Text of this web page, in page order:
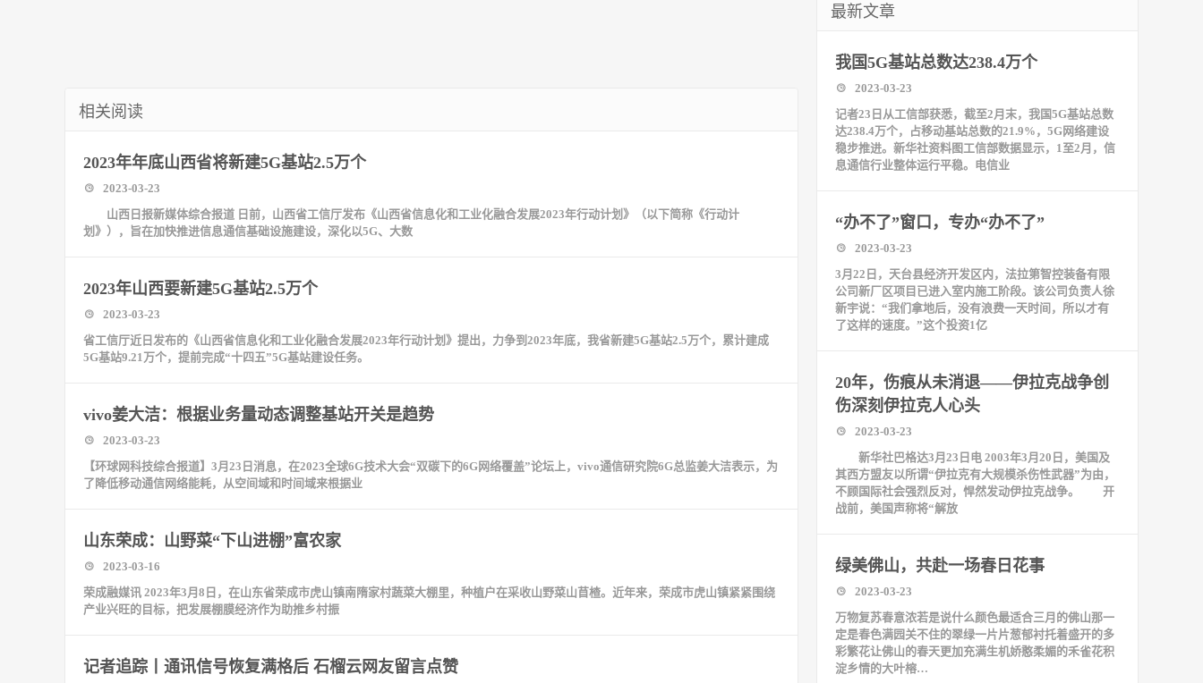
相关阅读
2023年年底山西省将新建5G基站2.5万个
2023-03-23
山西日报新媒体综合报道 日前，山西省工信厅发布《山西省信息化和工业化融合发展2023年行动计划》（以下简称《行动计
划》），旨在加快推进信息通信基础设施建设，深化以5G、大数
2023年山西要新建5G基站2.5万个
2023-03-23
省工信厅近日发布的《山西省信息化和工业化融合发展2023年行动计划》提出，力争到2023年底，我省新建5G基站2.5万个，累计建成
5G基站9.21万个，提前完成“十四五”5G基站建设任务。
vivo姜大洁：根据业务量动态调整基站开关是趋势
2023-03-23
【环球网科技综合报道】3月23日消息，在2023全球6G技术大会“双碳下的6G网络覆盖”论坛上，vivo通信研究院6G总监姜大洁表示，为
了降低移动通信网络能耗，从空间域和时间域来根据业
山东荣成：山野菜“下山进棚”富农家
2023-03-16
荣成融媒讯 2023年3月8日，在山东省荣成市虎山镇南隋家村蔬菜大棚里，种植户在采收山野菜山苜楂。近年来，荣成市虎山镇紧紧围绕
产业兴旺的目标，把发展棚膜经济作为助推乡村振
记者追踪丨通讯信号恢复满格后 石榴云网友留言点赞
最新文章
我国5G基站总数达238.4万个
2023-03-23
记者23日从工信部获悉，截至2月末，我国5G基站总数
达238.4万个，占移动基站总数的21.9%，5G网络建设
稳步推进。新华社资料图工信部数据显示，1至2月，信
息通信行业整体运行平稳。电信业
“办不了”窗口，专办“办不了”
2023-03-23
3月22日，天台县经济开发区内，法拉第智控装备有限
公司新厂区项目已进入室内施工阶段。该公司负责人徐
新宇说：“我们拿地后，没有浪费一天时间，所以才有
了这样的速度。”这个投资1亿
20年，伤痕从未消退——伊拉克战争创
伤深刻伊拉克人心头
2023-03-23
新华社巴格达3月23日电 2003年3月20日，美国及
其西方盟友以所谓“伊拉克有大规模杀伤性武器”为由，
不顾国际社会强烈反对，悍然发动伊拉克战争。 开
战前，美国声称将“解放
绿美佛山，共赴一场春日花事
2023-03-23
万物复苏春意浓若是说什么颜色最适合三月的佛山那一
定是春色满园关不住的翠绿一片片葱郁衬托着盛开的多
彩繁花让佛山的春天更加充满生机娇憨柔媚的禾雀花积
淀乡情的大叶榕…